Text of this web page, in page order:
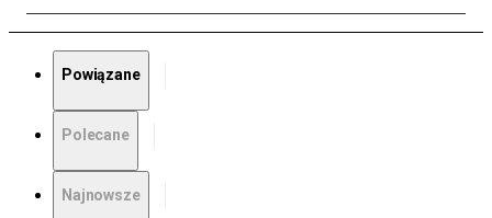
Powiązane
Polecane
Najnowsze